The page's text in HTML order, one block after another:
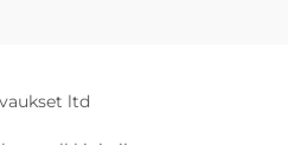
ltd